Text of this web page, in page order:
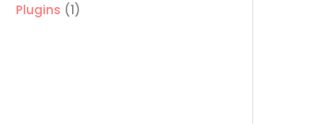
Plugins 11